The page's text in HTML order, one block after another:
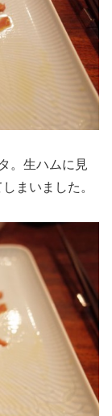
。生ハムに見
まいました。